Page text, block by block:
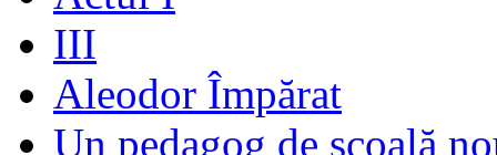
III
Aleodor Împărat
Un pedagog de şcoală